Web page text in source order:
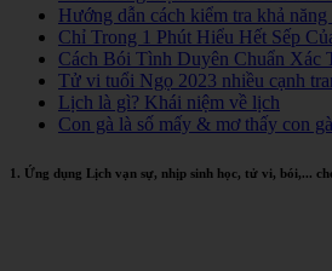
Hướng dẫn cách kiểm tra khả
Chỉ Trong 1 Phút Hiểu Hết Sếp
Cách Bói Tình Duyên Chuẩn Xác
Tử vi tuổi Ngọ 2023 nhiều cạnh
Lịch là gì? Khái niệm về lịch
Con gà là số mấy & mơ thấy con
1. Ứng dụng Lịch vạn sự, nhịp sinh học, tử vi, bói,...